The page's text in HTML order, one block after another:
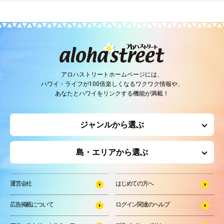
アロハストリートホームページには、
ハワイ・ライフが100倍楽しくなるワクワク情報や、
あなたとハワイをリンクする機能が満載！
ジャンルから選ぶ
島・エリアから選ぶ
運営会社 はじめての方へ
広告掲載について ログイン関連のヘルプ